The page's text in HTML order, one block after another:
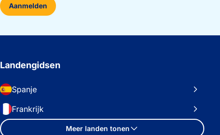
Aanmelden
Landengidsen
Spanje
Frankrijk
Meer landen tonen